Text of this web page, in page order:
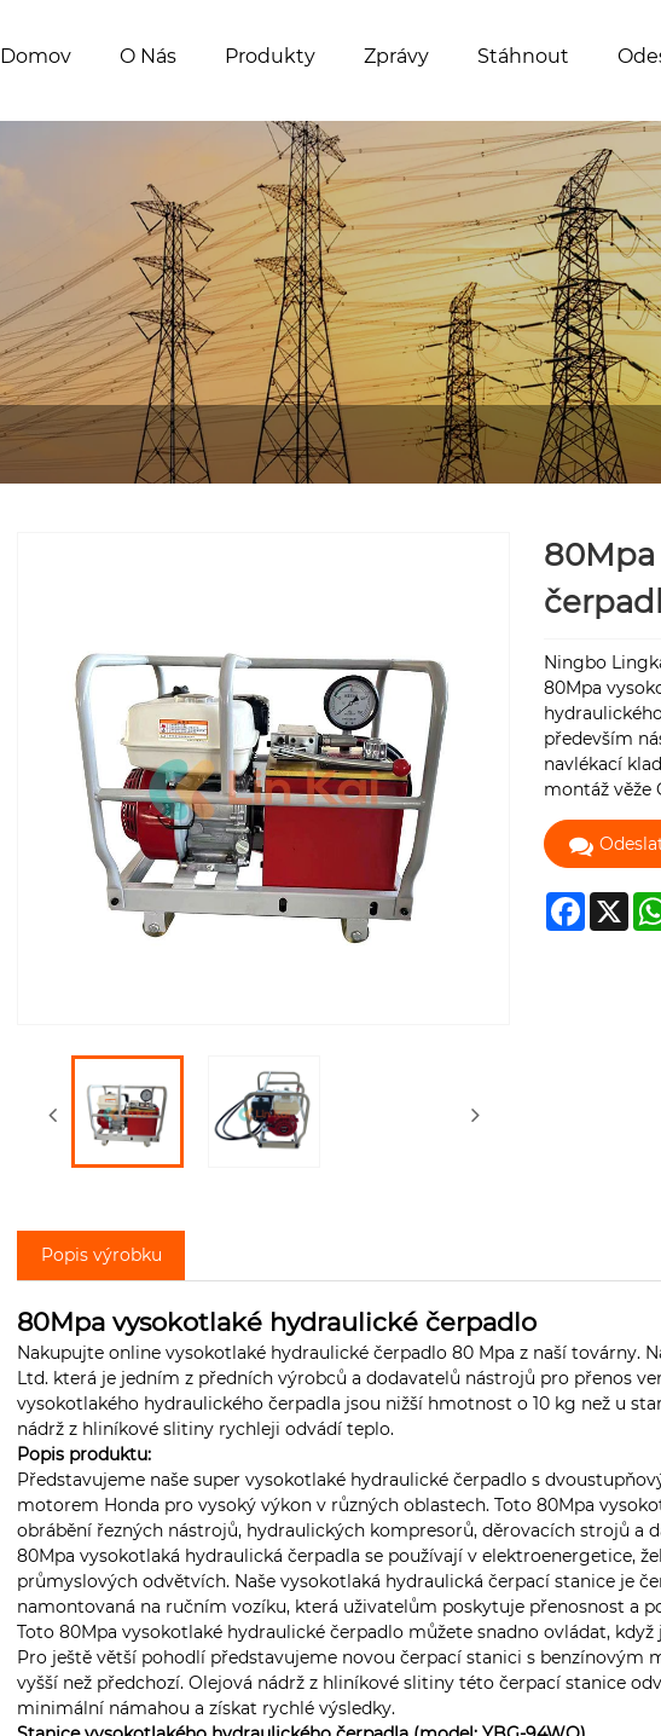
Domov O Nás Produkty Zprávy Stáhnout
Ningbo
80Mpa
především
navlékací
montáž věže
X
Popis výrobku
80Mpa vysokotlaké hydraulické čerpadlo
Nakupujte online vysokotlaké hydraulické čerpadlo 80 Mpa z naší továrny.
Ltd. která je jedním z předních výrobců a dodavatelů nástrojů pro přenos
vysokotlakého hydraulického čerpadla jsou nižší hmotnost o 10 kg než u
nádrž z hliníkové slitiny rychleji odvádí teplo.
Popis produktu:
Představujeme naše super vysokotlaké hydraulické čerpadlo s
motorem Honda pro vysoký výkon v různých oblastech. Toto 80Mpa
obrábění řezných nástrojů, hydraulických kompresorů, děrovacích strojů a
80Mpa vysokotlaká hydraulická čerpadla se používají v elektroenergetice,
průmyslových odvětvích. Naše vysokotlaká hydraulická čerpací stanice je
namontovaná na ručním vozíku, která uživatelům poskytuje přenosnost a
Toto 80Mpa vysokotlaké hydraulické čerpadlo můžete snadno ovládat,
Pro ještě větší pohodlí představujeme novou čerpací stanici s benzínovým
vyšší než předchozí. Olejová nádrž z hliníkové slitiny této čerpací stanice
minimální námahou a získat rychlé výsledky.